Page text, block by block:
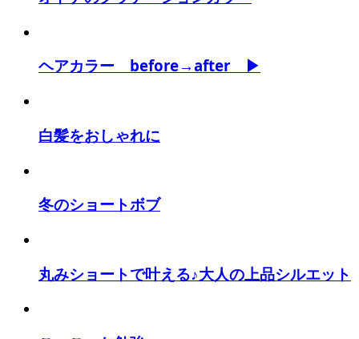
ヘアカラー before→after ▶
白髪をおしゃれに
冬のショートボブ
丸みショートで叶える♪大人の上品シルエット